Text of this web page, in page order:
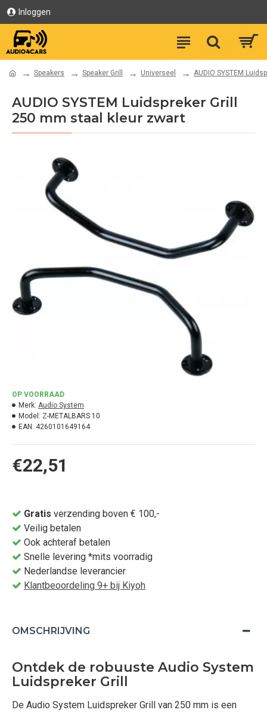
Inloggen
Speakers Speaker Grill Universeel AUDIO SYSTEM
AUDIO SYSTEM Luidspreker Grill
250 mm staal kleur zwart
€22,51
OP VOORRAAD
Merk: Audio System
Model: Z-METALBARS 10
EAN: 4260101649164
Gratis verzending boven € 100,-
Veilig betalen
Ook achteraf betalen
Snelle levering *mits voorradig
Nederlandse leverancier
Klantbeoordeling 9+ bij Kiyoh
OMSCHRIJVING
Ontdek de robuuste Audio System
Luidspreker Grill
De Audio System Luidspreker Grill van 250 mm is een